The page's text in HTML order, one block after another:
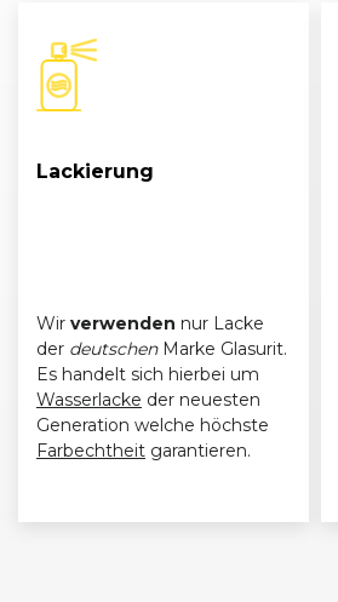
Lackierung
Wir verwenden nur Lacke
der deutschenMarke Glasurit.
Es handelt sich hierbei um
Wasserlacke der neuesten
Generation welche höchste
Farbechtheit garantieren.